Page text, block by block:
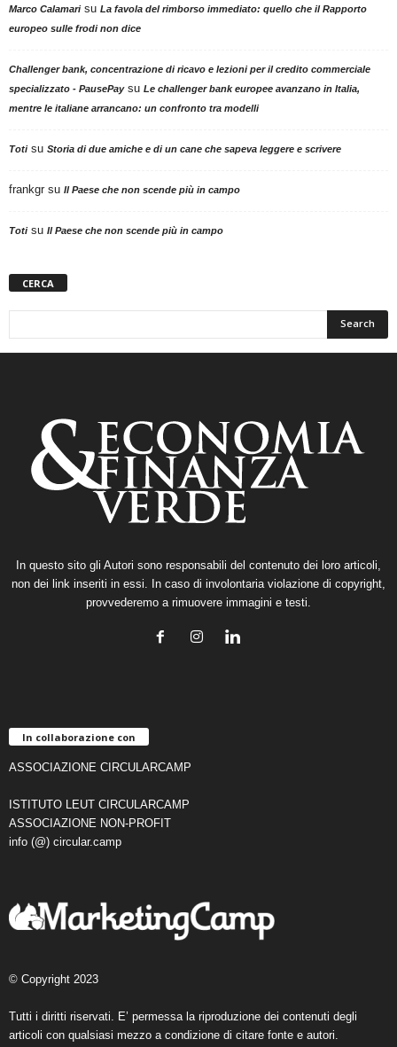
Marco Calamarisu La favola del rimborso immediato: quello che il Rapporto
europeo sulle frodi non dice
Challenger bank, concentrazione di ricavo e lezioni per il credito commerciale
specializzato - PausePaysu Le challenger bank europee avanzano in Italia,
mentre le italiane arrancano: un confronto tra modelli
Totisu Storia di due amiche e di un cane che sapeva leggere e scrivere
frankgr su Il Paese che non scende più in campo
Totisu Il Paese che non scende più in campo
CERCA
In questo sito gli Autori sono responsabili del contenuto dei loro articoli,
non dei link inseriti in essi. In caso di involontaria violazione di copyright,
provvederemo a rimuovere immagini e testi.
In collaborazione con
ASSOCIAZIONE CIRCULARCAMP
ISTITUTO LEUT CIRCULARCAMP
ASSOCIAZIONE NON-PROFIT
info (@) circular.camp
© Copyright 2023
Tutti i diritti riservati. E’ permessa la riproduzione dei contenuti degli
articoli con qualsiasi mezzo a condizione di citare fonte e autori.